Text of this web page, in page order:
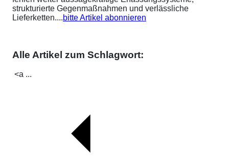
strukturierte Gegenmaßnahmen und verlässliche
Lieferketten....bitte Artikel abonnieren
Alle Artikel zum Schlagwort:
<a ...